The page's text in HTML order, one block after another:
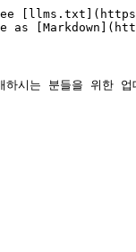
시는 분들을 위한 업